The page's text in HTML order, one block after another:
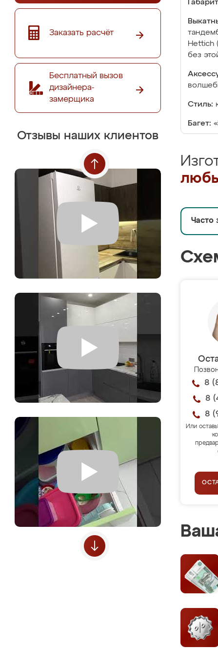
Заказать расчёт
Бесплатный вызов
дизайнера-
замерщика
Отзывы наших клиентов
Hettich
без
Стиль:
Багет:
Часто
8
8
8
Или